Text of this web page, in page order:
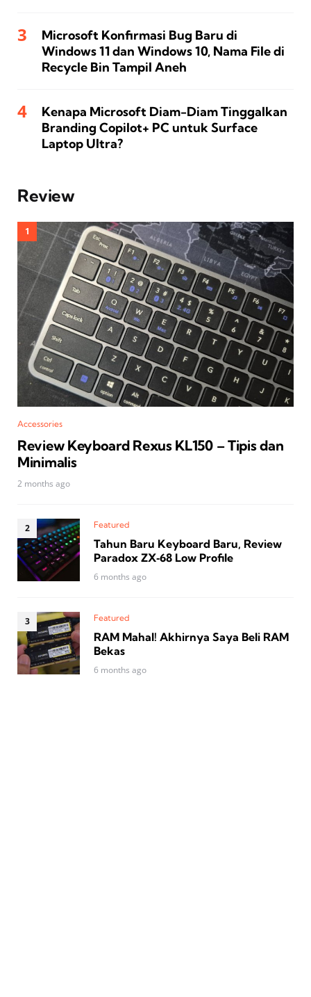
Microsoft Konfirmasi Bug Baru di
Windows 11 dan Windows 10, Nama File di
Recycle Bin Tampil Aneh
Kenapa Microsoft Diam-Diam Tinggalkan
Branding Copilot+ PC untuk Surface
Laptop Ultra?
Review
Accessories
Review Keyboard Rexus KL150 – Tipis dan
Minimalis
2 months ago
Featured
Tahun Baru Keyboard Baru, Review
Paradox ZX‑68 Low Profile
6 months ago
Featured
RAM Mahal! Akhirnya Saya Beli RAM
Bekas
6 months ago